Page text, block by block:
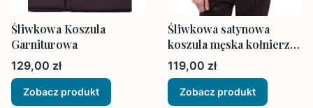
Śliwkowa Koszula
Garniturowa
Cena
129,00 zł
Zobacz produkt
Śliwkowa satynowa
koszula męska kołnierz
Slim Fit
Cena
119,00 zł
Zobacz produkt